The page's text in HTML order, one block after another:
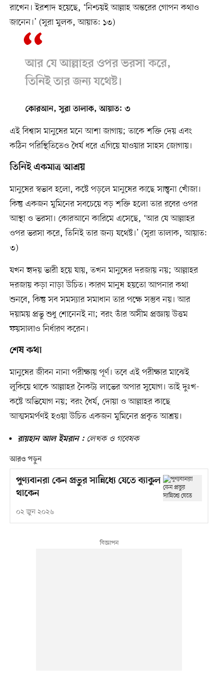
রাখেন। ইরশাদ হয়েছে, ‘নিশ্চয়ই আল্লাহ অন্তরের গোপন কথাও
জানেন।’ (সুরা মুলক, আয়াত: ১৩)
আর যে আল্লাহর ওপর ভরসা করে,
তিনিই তার জন্য যথেষ্ট।
কোরআন, সুরা তালাক, আয়াত: ৩
এই বিশ্বাস মানুষের মনে আশা জাগায়; তাকে শক্তি দেয় এবং
কঠিন পরিস্থিতিতেও ধৈর্য ধরে এগিয়ে যাওয়ার সাহস জোগায়।
তিনিই একমাত্র আশ্রয়
মানুষের স্বভাব হলো, কষ্টে পড়লে মানুষের কাছে সান্ত্বনা খোঁজা।
কিন্তু একজন মুমিনের সবচেয়ে বড় শক্তি হলো তার রবের ওপর
আস্থা ও ভরসা। কোরআনে কারিমে এসেছে, ‘আর যে আল্লাহর
ওপর ভরসা করে, তিনিই তার জন্য যথেষ্ট।’ (সুরা তালাক, আয়াত:
৩)
যখন হৃদয় ভারী হয়ে যায়, তখন মানুষের দরজায় নয়; আল্লাহর
দরজায় কড়া নাড়া উচিত। কারণ মানুষ হয়তো আপনার কথা
শুনবে, কিন্তু সব সমস্যার সমাধান তার পক্ষে সম্ভব নয়। আর
দয়াময় প্রভু শুধু শোনেনই না; বরং তাঁর অসীম প্রজ্ঞায় উত্তম
ফয়সালাও নির্ধারণ করেন।
শেষ কথা
মানুষের জীবন নানা পরীক্ষায় পূর্ণ। তবে এই পরীক্ষার মাঝেই
লুকিয়ে থাকে আল্লাহর নৈকট্য লাভের অপার সুযোগ। তাই দুঃখ-
কষ্টে অভিযোগ নয়; বরং ধৈর্য, দোয়া ও আল্লাহর কাছে
আত্মসমর্পণই হওয়া উচিত একজন মুমিনের প্রকৃত আশ্রয়।
রায়হান আল ইমরান :লেখক ও গবেষক
আরও পড়ুন
পুণ্যবানরা কেন প্রভুর সান্নিধ্যে যেতে ব্যাকুল
থাকেন
০২ জুন ২০২৬